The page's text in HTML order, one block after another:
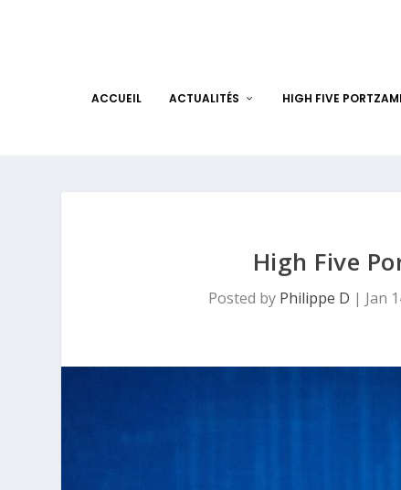
ACCUEIL ACTUALITÉS HIGH FIVE
High Five
Posted by Philippe D | Jan